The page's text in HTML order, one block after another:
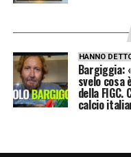
HANNO
Bargiggia:
svelo cosa
della
calcio